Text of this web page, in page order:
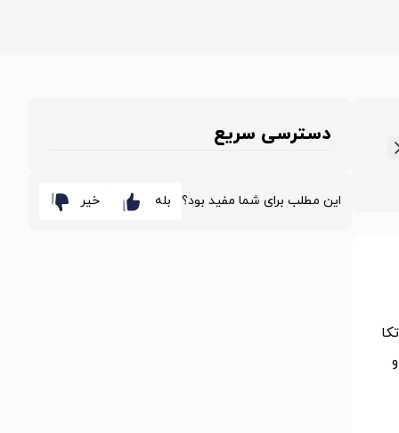
دسترسی سریع
این مطلب برای شما مفید بود؟ بله خیر